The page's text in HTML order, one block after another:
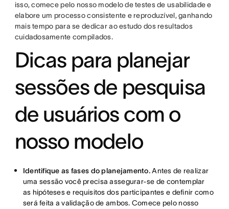
isso, comece pelo nosso modelo de testes de usabilidade e
elabore um processo consistente e reproduzível, ganhando
mais tempo para se dedicar ao estudo dos resultados
cuidadosamente compilados.
Dicas para planejar
sessões de pesquisa
de usuários com o
nosso modelo
Identifique as fases do planejamento.Antes de realizar
uma sessão você precisa assegurar-se de contemplar
as hipóteses e requisitos dos participantes e definir como
será feita a validação de ambos. Comece pelo nosso